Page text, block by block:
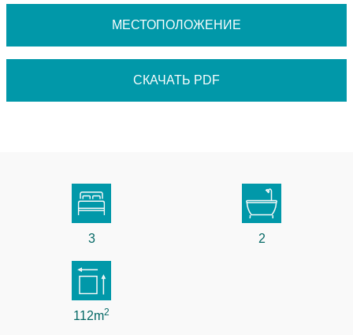
МЕСТОПОЛОЖЕНИЕ
СКАЧАТЬ PDF
3 2
112m2